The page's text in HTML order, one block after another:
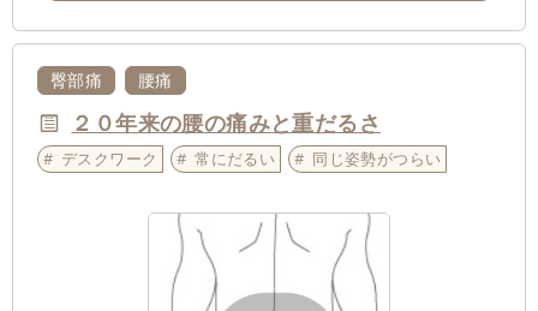
臀部痛 腰痛
２０年来の腰の痛みと重だるさ
デスクワーク 常にだるい 同じ姿勢がつらい